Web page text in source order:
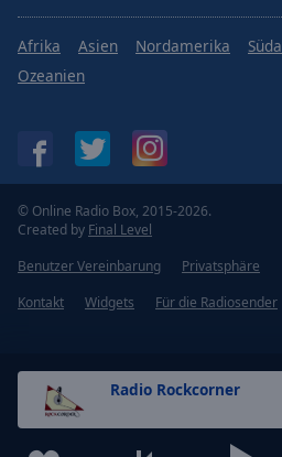
Radio Rockcorner
Afrika Asien Nordamerika
Ozeanien
© Online Radio Box, 2015-2026.
Created by Final Level
Benutzer Vereinbarung
Privatsphäre
Kontakt
Widgets Für die Radiosender